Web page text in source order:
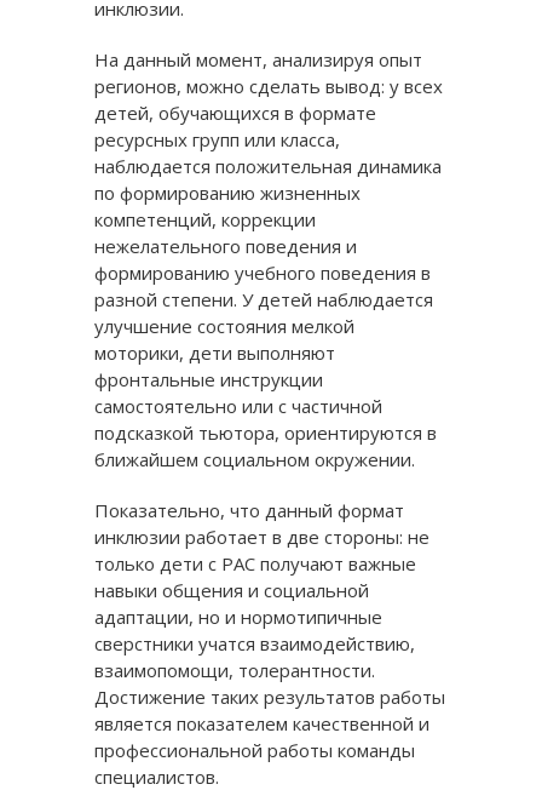
инклюзии.
На данный момент, анализируя опыт
регионов, можно сделать вывод: у всех
детей, обучающихся в формате
ресурсных групп или класса,
наблюдается положительная динамика
по формированию жизненных
компетенций, коррекции
нежелательного поведения и
формированию учебного поведения в
разной степени. У детей наблюдается
улучшение состояния мелкой
моторики, дети выполняют
фронтальные инструкции
самостоятельно или с частичной
подсказкой тьютора, ориентируются в
ближайшем социальном окружении.
Показательно, что данный формат
инклюзии работает в две стороны: не
только дети с РАС получают важные
навыки общения и социальной
адаптации, но и нормотипичные
сверстники учатся взаимодействию,
взаимопомощи, толерантности.
Достижение таких результатов работы
является показателем качественной и
профессиональной работы команды
специалистов.